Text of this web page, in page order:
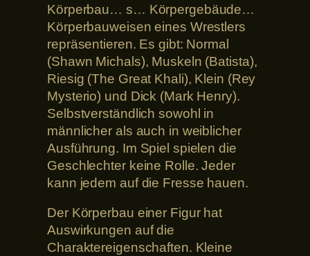
Körperbau… s… Körpergebäude…
Körperbauweisen eines Wrestlers
repräsentieren. Es gibt: Normal
(Shawn Michals), Muskeln (Batista),
Riesig (The Great Khali), Klein (Rey
Mysterio) und Dick (Mark Henry).
Selbstverständlich sowohl in
männlicher als auch in weiblicher
Ausführung. Im Spiel spielen die
Geschlechter keine Rolle. Jeder
kann jedem auf die Fresse hauen.
Der Körperbau einer Figur hat
Auswirkungen auf die
Charaktereigenschaften. Kleine